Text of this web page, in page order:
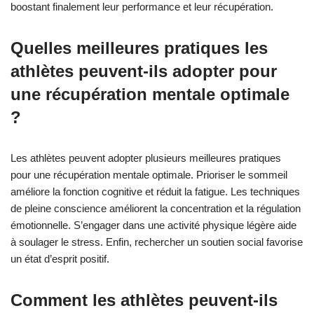
boostant finalement leur performance et leur récupération.
Quelles meilleures pratiques les
athlètes peuvent-ils adopter pour
une récupération mentale optimale
?
Les athlètes peuvent adopter plusieurs meilleures pratiques
pour une récupération mentale optimale. Prioriser le sommeil
améliore la fonction cognitive et réduit la fatigue. Les techniques
de pleine conscience améliorent la concentration et la régulation
émotionnelle. S’engager dans une activité physique légère aide
à soulager le stress. Enfin, rechercher un soutien social favorise
un état d’esprit positif.
Comment les athlètes peuvent-ils